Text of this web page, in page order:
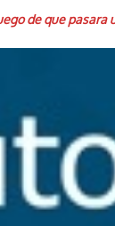
de que